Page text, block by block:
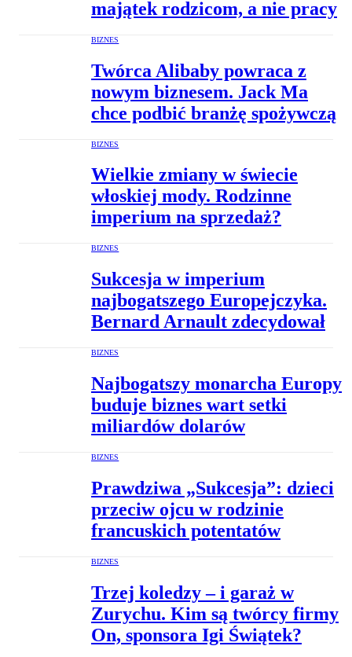
majątek rodzicom, a nie pracy
BIZNES
Twórca Alibaby powraca z
nowym biznesem. Jack Ma
chce podbić branżę spożywczą
BIZNES
Wielkie zmiany w świecie
włoskiej mody. Rodzinne
imperium na sprzedaż?
BIZNES
Sukcesja w imperium
najbogatszego Europejczyka.
Bernard Arnault zdecydował
BIZNES
Najbogatszy monarcha Europy
buduje biznes wart setki
miliardów dolarów
BIZNES
Prawdziwa „Sukcesja”: dzieci
przeciw ojcu w rodzinie
francuskich potentatów
BIZNES
Trzej koledzy – i garaż w
Zurychu. Kim są twórcy firmy
On, sponsora Igi Świątek?